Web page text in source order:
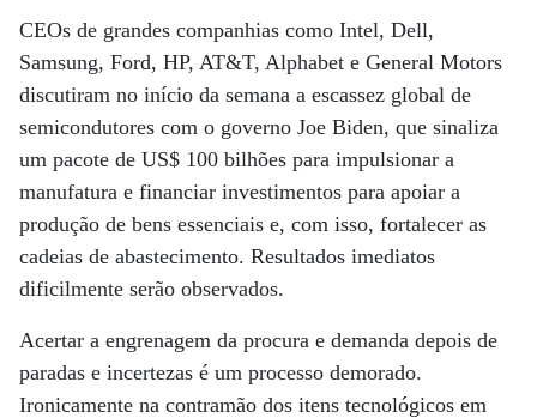
CEOs de grandes companhias como Intel, Dell,
Samsung, Ford, HP, AT&T, Alphabet e General Motors
discutiram no início da semana a escassez global de
semicondutores com o governo Joe Biden, que sinaliza
um pacote de US$ 100 bilhões para impulsionar a
manufatura e financiar investimentos para apoiar a
produção de bens essenciais e, com isso, fortalecer as
cadeias de abastecimento. Resultados imediatos
dificilmente serão observados.
Acertar a engrenagem da procura e demanda depois de
paradas e incertezas é um processo demorado.
Ironicamente na contramão dos itens tecnológicos em